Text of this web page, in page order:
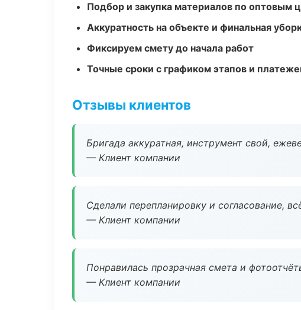
Подбор и закупка материалов по оптовым
Аккуратность на объекте и финальная
Фиксируем смету до начала работ
Точные сроки с графиком этапов и
Отзывы клиентов
Бригада аккуратная, инструмент свой,
— Клиент компании
Сделали перепланировку и согласование,
— Клиент компании
Понравилась прозрачная смета и
— Клиент компании